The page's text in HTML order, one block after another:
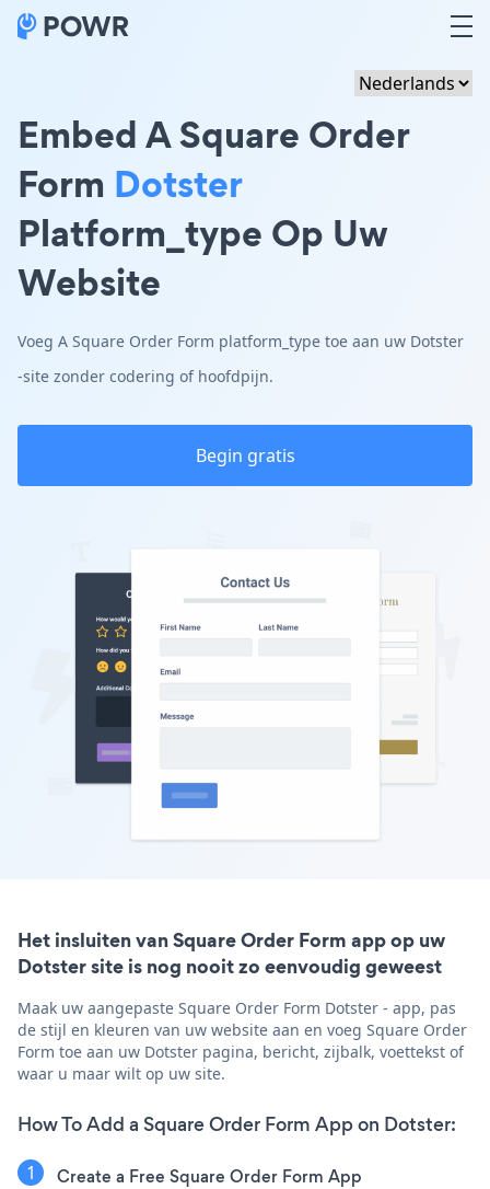
Embed A Square Order
Form Dotster
Platform_type Op Uw
Website
Voeg A Square Order Form platform_type toe aan uw Dotster
-site zonder codering of hoofdpijn.
Begin gratis
Het insluiten van Square Order Form app op uw
Dotster site is nog nooit zo eenvoudig geweest
Maak uw aangepaste Square Order Form Dotster - app, pas
de stijl en kleuren van uw website aan en voeg Square Order
Form toe aan uw Dotster pagina, bericht, zijbalk, voettekst of
waar u maar wilt op uw site.
How To Add a Square Order Form App on Dotster:
Create a Free Square Order Form App